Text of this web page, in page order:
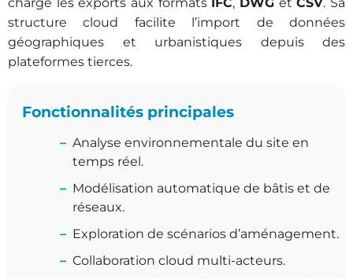
structure cloud facilite l’import de données
géographiques et urbanistiques depuis des
plateformes tierces.
Fonctionnalités principales
Analyse environnementale du site en
temps réel.
Modélisation automatique de bâtis et de
réseaux.
Exploration de scénarios d’aménagement.
Collaboration cloud multi-acteurs.